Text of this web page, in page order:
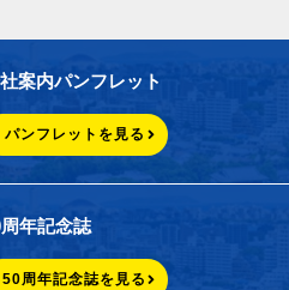
案内パンフレット
パンフレットを見る
年記念誌
50周年記念誌を見る